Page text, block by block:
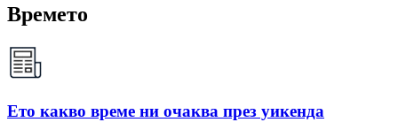
Времето
Ето какво време ни очаква през уикенда